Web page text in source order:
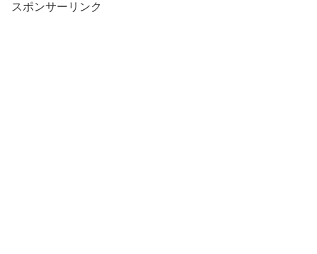
スポンサーリンク